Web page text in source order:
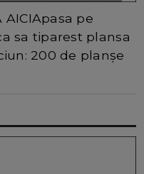
AICIApasa pe
sa tiparest plansa
200 de planșe